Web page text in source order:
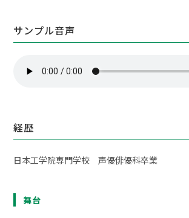
サンプル音声
経歴
日本工学院専門学校 声優俳優科卒業
舞台